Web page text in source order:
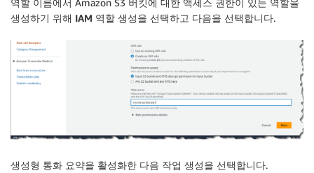
생성하기 위해 IAM 역할 생성을 선택하고 다음을 선택합니다.
생성형 통화 요약을 활성화한 다음 작업 생성을 선택합니다.